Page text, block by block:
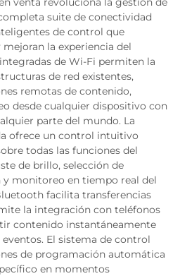
suite de conectividad
de control que
la experiencia del
de Wi-Fi permiten la
de red existentes,
remotas de contenido,
desde cualquier dispositivo con
parte del mundo. La
ofrece un control intuitivo
todas las funciones del
de brillo, selección de
monitoreo en tiempo real del
facilita transferencias
la integración con teléfonos
contenido instantáneamente
El sistema de control
de programación automática
en momentos